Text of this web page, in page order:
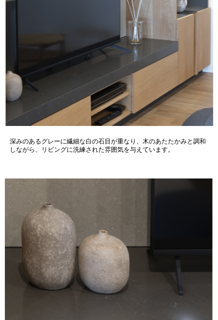
深みのあるグレーに繊細な白の石目が重なり、木のあたたかみと調和
しながら、リビングに洗練された雰囲気を与えています。